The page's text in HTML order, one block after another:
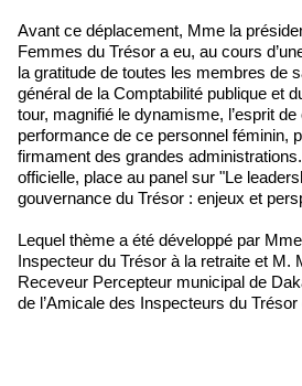
Avant ce déplacement, Mme la
Femmes du Trésor a eu, au cours
la gratitude de toutes les membres de
général de la Comptabilité publique et
tour, magnifié le dynamisme, l’esprit
performance de ce personnel féminin,
firmament des grandes
officielle, place au panel sur "Le
gouvernance du Trésor : enjeux et
Lequel thème a été développé par
Inspecteur du Trésor à la retraite et M.
Receveur Percepteur municipal de
de l’Amicale des Inspecteurs du